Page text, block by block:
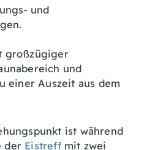
und
großzügiger
und
einer Auszeit aus dem
ist während
der Eistreffmit zwei